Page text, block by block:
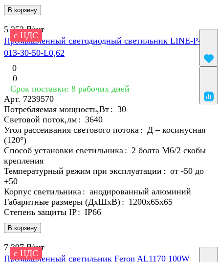
В корзину
с НДС
5 252 ₽/шт
Промышленный светодиодный светильник LINE-P-
013-30-50-L0,62
0
0
Срок поставки: 8 рабочих дней
Арт. 7239570
В корзину
Потребляемая мощность,Вт : 30
Световой поток,лм : 3640
Угол рассеивания светового потока : Д – косинусная
(120°)
Способ установки светильника : 2 болта М6/2 скобы
крепления
Температурный режим при эксплуатации : от -50 до
+50
Корпус светильника : анодированный алюминий
Габаритные размеры (ДхШхВ) : 1200х65х65
Степень защиты IP : IP66
с НДС
7 397 ₽/шт
Промышленный светильник Feron AL1170 100W